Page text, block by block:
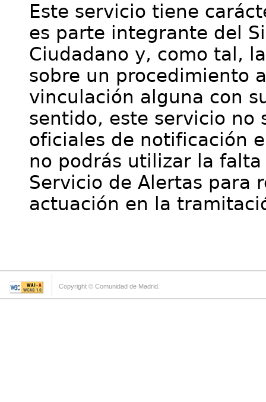
Este servicio tiene
es parte integrante del
Ciudadano y, como tal,
sobre un procedimiento
vinculación alguna con
sentido, este servicio no
oficiales de notificación
no podrás utilizar la
Servicio de Alertas para
actuación en la
Copyright © Comunidad de Madrid.